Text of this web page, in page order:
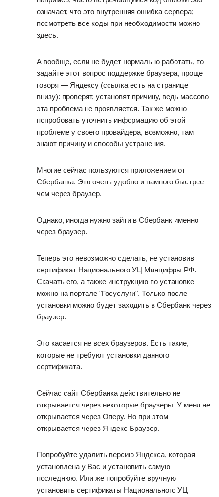
означает, что это внутренняя ошибка сервера;
посмотреть все коды при необходимости можно
здесь.
А вообще, если не будет нормально работать, то
задайте этот вопрос поддержке браузера, проще
говоря — Яндексу (ссылка есть на странице
внизу): проверят, установят причину, ведь массово
эта проблема не проявляется. Так же можно
попробовать уточнить информацию об этой
проблеме у своего провайдера, возможно, там
знают причину и способы устранения.
Многие сейчас пользуются приложением от
Сбербанка. Это очень удобно и намного быстрее
чем через браузер.
Однако, иногда нужно зайти в Сбербанк именно
через браузер.
Теперь это невозможно сделать, не установив
сертификат Национального УЦ Минцифры РФ.
Скачать его, а также инструкцию по установке
можно на портале "Госуслуги". Только после
установки можно будет заходить в Сбербанк через
браузер.
Это касается не всех браузеров. Есть такие,
которые не требуют установки данного
сертификата.
Сейчас сайт Сбербанка действительно не
открывается через некоторые браузеры. У меня не
открывается через Оперу. Но при этом
открывается через Яндекс Браузер.
Попробуйте удалить версию Яндекса, которая
установлена у Вас и установить самую
последнюю. Или же попробуйте вручную
установить сертификаты Национального УЦ